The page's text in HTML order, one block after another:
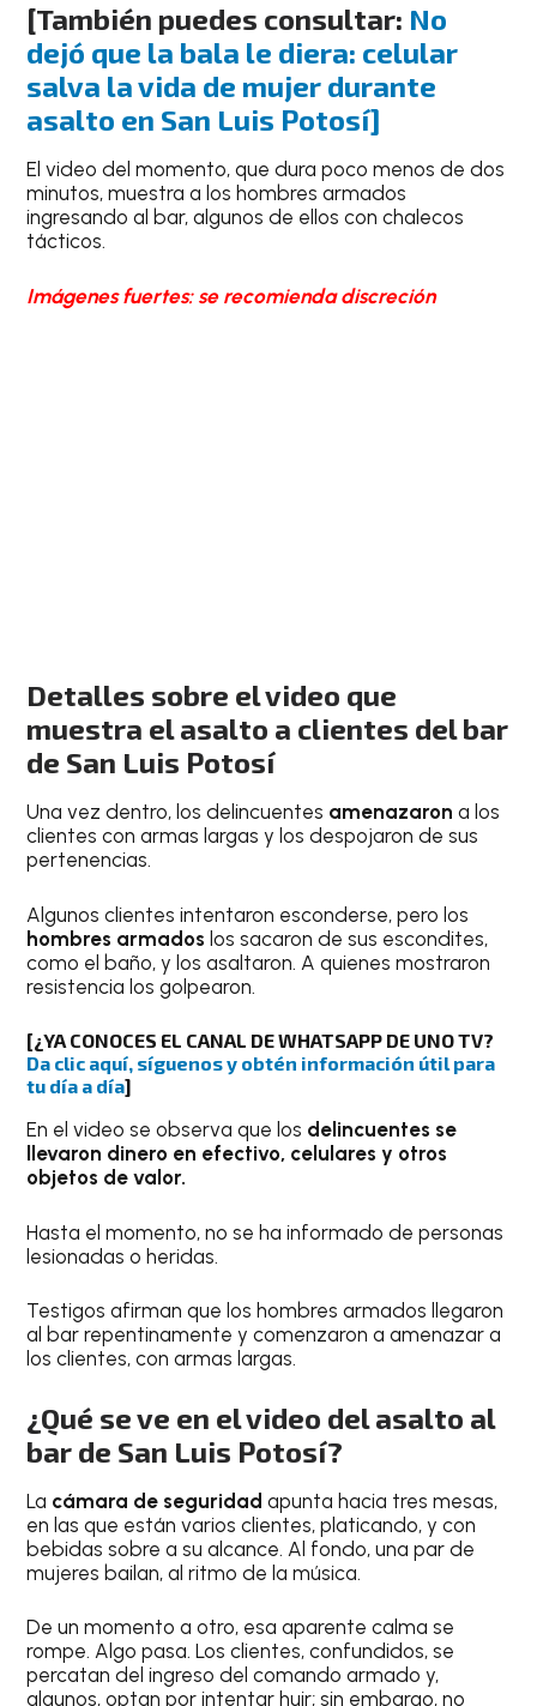
[También puedes consultar: No
dejó que la bala le diera: celular
salva la vida de mujer durante
asalto en San Luis Potosí]
El video del momento, que dura poco menos de dos
minutos, muestra a los hombres armados
ingresando al bar, algunos de ellos con chalecos
tácticos.
Imágenes fuertes: se recomienda discreción
Detalles sobre el video que
muestra el asalto a clientes del bar
de San Luis Potosí
Una vez dentro, los delincuentes amenazarona los
clientes con armas largas y los despojaron de sus
pertenencias.
Algunos clientes intentaron esconderse, pero los
hombres armados los sacaron de sus escondites,
como el baño, y los asaltaron. A quienes mostraron
resistencia los golpearon.
[¿YA CONOCES EL CANAL DE WHATSAPP DE UNO TV?
Da clic aquí, síguenos y obtén información útil para
tu día a día]
En el video se observa que los delincuentes se
llevaron dinero en efectivo, celulares y otros
objetos de valor.
Hasta el momento, no se ha informado de personas
lesionadas o heridas.
Testigos afirman que los hombres armados llegaron
al bar repentinamente y comenzaron a amenazar a
los clientes, con armas largas.
¿Qué se ve en el video del asalto al
bar de San Luis Potosí?
La cámara de seguridad apunta hacia tres mesas,
en las que están varios clientes, platicando, y con
bebidas sobre a su alcance. Al fondo, una par de
mujeres bailan, al ritmo de la música.
De un momento a otro, esa aparente calma se
rompe. Algo pasa. Los clientes, confundidos, se
percatan del ingreso del comando armado y,
algunos, optan por intentar huir; sin embargo, no